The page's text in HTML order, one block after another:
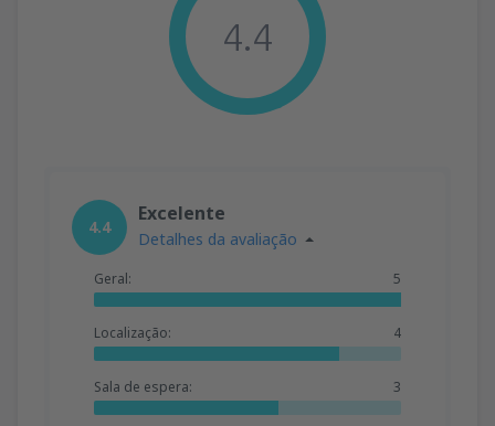
4.4
4.4
Excelente
Detalhes da avaliação
Geral: 5
Localização: 4
Sala de espera: 3